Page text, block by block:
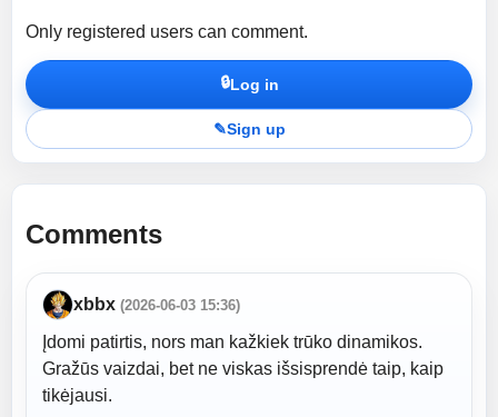
Only registered users can comment.
🔒Log in
✎Sign up
Comments
xbbx (2026-06-03 15:36)
Įdomi patirtis, nors man kažkiek trūko dinamikos.
Gražūs vaizdai, bet ne viskas išsisprendė taip, kaip
tikėjausi.